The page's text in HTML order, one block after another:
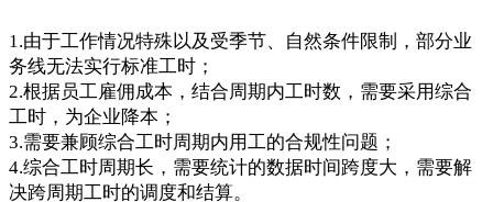
1.由于工作情况特殊以及受季节、自然条件限制，部分业
务线无法实行标准工时；
2.根据员工雇佣成本，结合周期内工时数，需要采用综合
工时，为企业降本；
3.需要兼顾综合工时周期内用工的合规性问题；
4.综合工时周期长，需要统计的数据时间跨度大，需要解
决跨周期工时的调度和结算。